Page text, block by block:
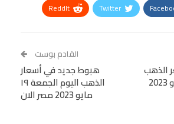
Twitter
ReddIt
StumbleUpon
VK
BlackBerry
Viber
الذهب
القادم بوست
هبوط جديد في أسعار
الذهب اليوم الجمعة ١٩
مايو 2023 مصر الان